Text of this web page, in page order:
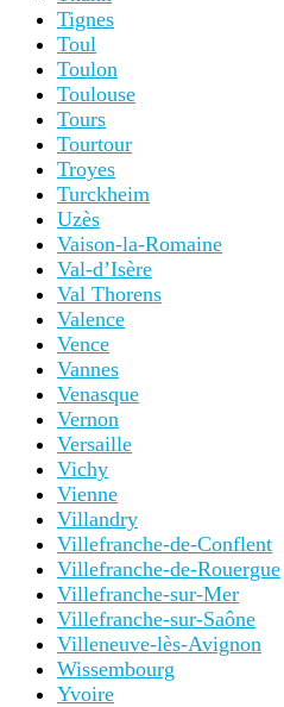
Tignes
Toul
Toulon
Toulouse
Tours
Tourtour
Troyes
Turckheim
Uzès
Vaison-la-Romaine
Val-d’Isère
Val Thorens
Valence
Vence
Vannes
Venasque
Vernon
Versaille
Vichy
Vienne
Villandry
Villefranche-de-Conflent
Villefranche-de-Rouergue
Villefranche-sur-Mer
Villefranche-sur-Saône
Villeneuve-lès-Avignon
Wissembourg
Yvoire